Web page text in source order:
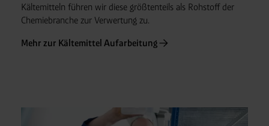
Kältemitteln führen wir diese größtenteils als Rohstoff der
Chemiebranche zur Verwertung zu.
Mehr zur Kältemittel Aufarbeitung